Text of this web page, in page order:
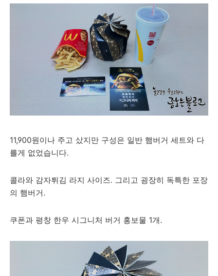
11,900원이나 주고 샀지만 구성은 일반 햄버거 세트와 다
를게 없었습니다.
콜라와 감자튀김 라지 사이즈. 그리고 굉장히 독특한 포장
의 햄버거.
쿠폰과 평창 한우 시그니처 버거 홍보물 1개.